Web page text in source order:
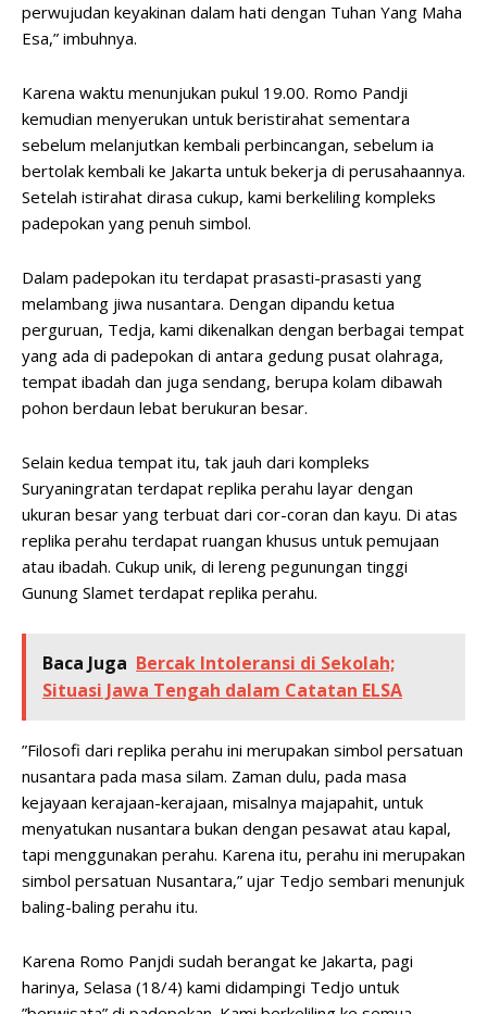
perwujudan keyakinan dalam hati dengan Tuhan Yang Maha
Esa,” imbuhnya.
Karena waktu menunjukan pukul 19.00. Romo Pandji
kemudian menyerukan untuk beristirahat sementara
sebelum melanjutkan kembali perbincangan, sebelum ia
bertolak kembali ke Jakarta untuk bekerja di perusahaannya.
Setelah istirahat dirasa cukup, kami berkeliling kompleks
padepokan yang penuh simbol.
Dalam padepokan itu terdapat prasasti-prasasti yang
melambang jiwa nusantara. Dengan dipandu ketua
perguruan, Tedja, kami dikenalkan dengan berbagai tempat
yang ada di padepokan di antara gedung pusat olahraga,
tempat ibadah dan juga sendang, berupa kolam dibawah
pohon berdaun lebat berukuran besar.
Selain kedua tempat itu, tak jauh dari kompleks
Suryaningratan terdapat replika perahu layar dengan
ukuran besar yang terbuat dari cor-coran dan kayu. Di atas
replika perahu terdapat ruangan khusus untuk pemujaan
atau ibadah. Cukup unik, di lereng pegunungan tinggi
Gunung Slamet terdapat replika perahu.
Baca Juga Bercak Intoleransi di Sekolah;
Situasi Jawa Tengah dalam Catatan ELSA
”Filosofi dari replika perahu ini merupakan simbol persatuan
nusantara pada masa silam. Zaman dulu, pada masa
kejayaan kerajaan-kerajaan, misalnya majapahit, untuk
menyatukan nusantara bukan dengan pesawat atau kapal,
tapi menggunakan perahu. Karena itu, perahu ini merupakan
simbol persatuan Nusantara,” ujar Tedjo sembari menunjuk
baling-baling perahu itu.
Karena Romo Panjdi sudah berangat ke Jakarta, pagi
harinya, Selasa (18/4) kami didampingi Tedjo untuk